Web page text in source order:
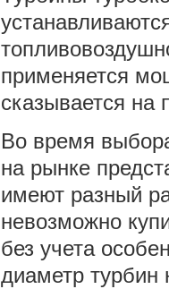
применяется
сказывается на
Во время
на рынке
имеют разный
невозможно
без учета
диаметр турбин